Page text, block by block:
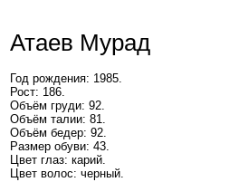
Атаев Мурад
Год рождения: 1985.
Рост: 186.
Объём груди: 92.
Объём талии: 81.
Объём бедер: 92.
Размер обуви: 43.
Цвет глаз: карий.
Цвет волос: черный.